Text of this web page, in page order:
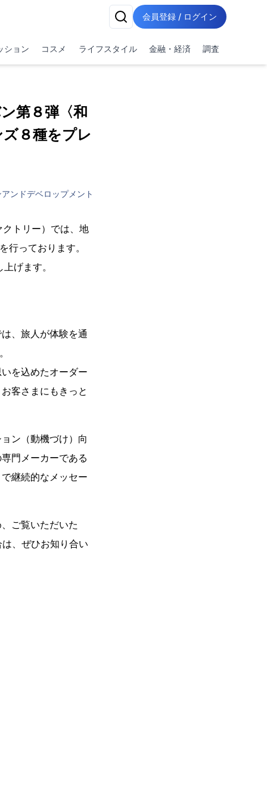
会員登録 / ログイン
ション コスメ ライフスタイル 金融・経済 調査
第８弾〈和
８種をプレ
ンドデベロップメント
トリー）では、地
っております。
げます。
、旅人が体験を通
を込めたオーダー
客さまにもきっと
ン（動機づけ）向
門メーカーである
継続的なメッセー
ご覧いただいた
、ぜひお知り合い